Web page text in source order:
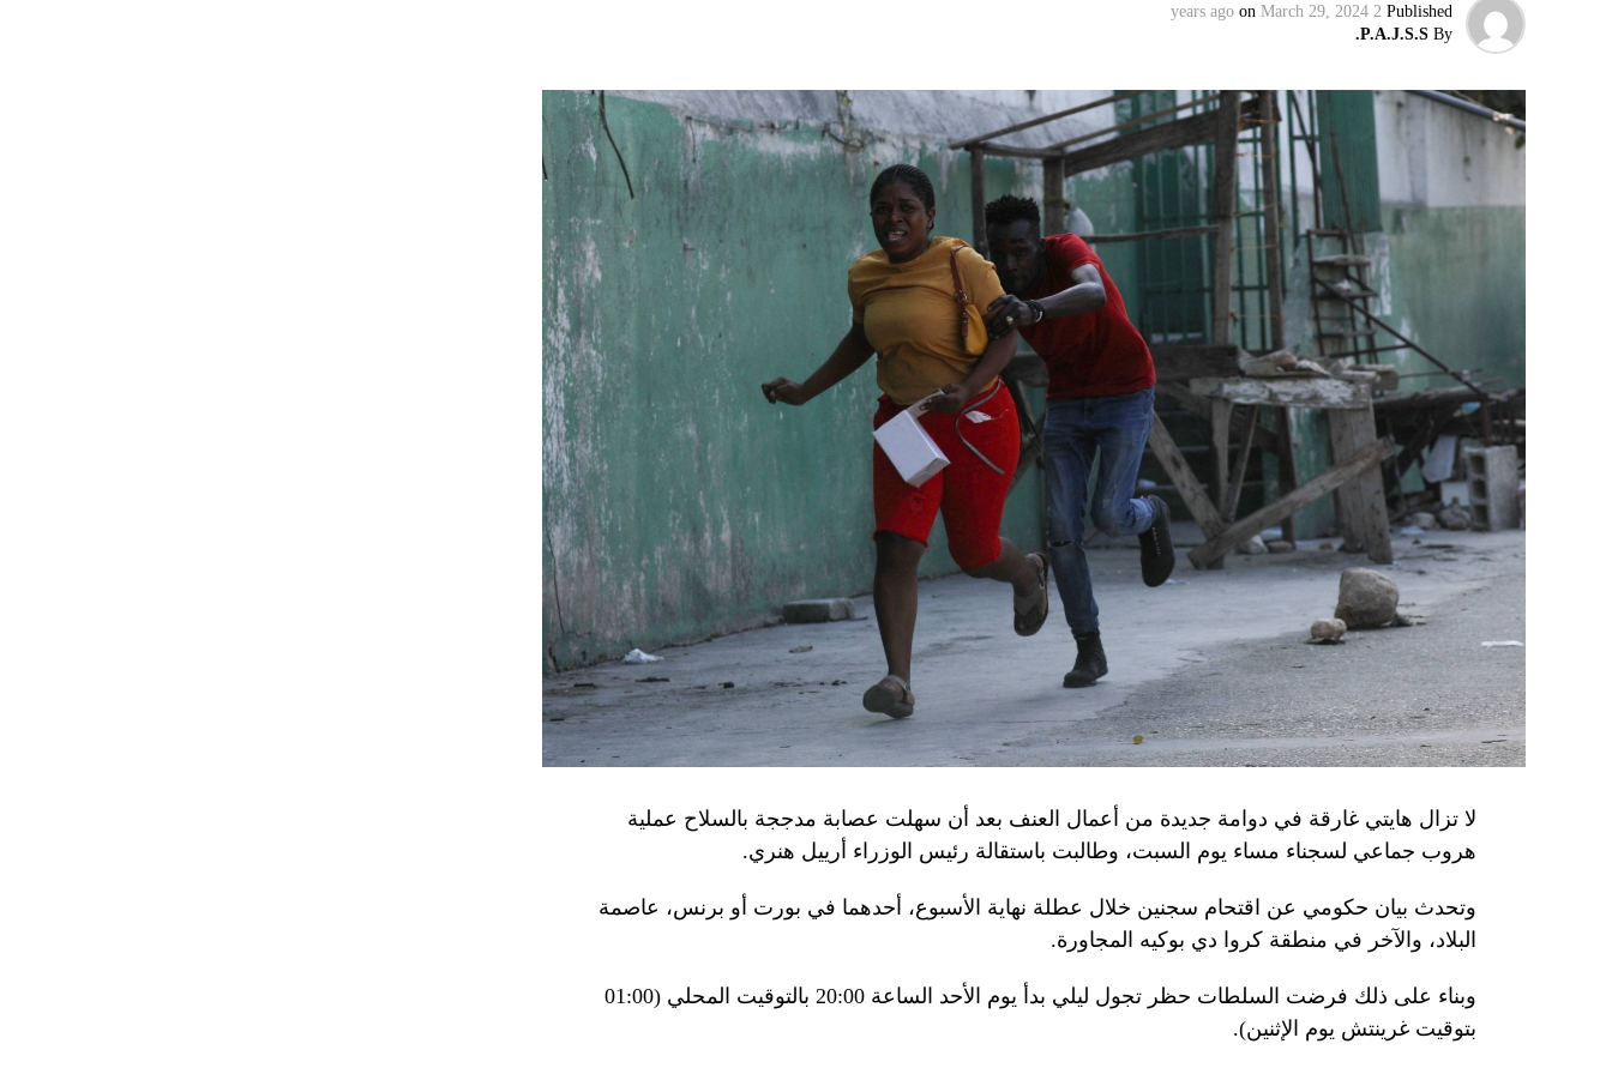
إقليميّاً، أعلن الجيش البيلاروسي أنّه بدأ مناورة للتحقّق من درجة استعداد قاذفات الأسلحة النووية
بإعلان موسكو عن مناورات نووية وستكون «متزامنة» مع التدريبات الروسية، لافتاً إلى أنّ مناورة
مينسك ستشمل على وجه الخصوص، أنظمة «إسكندر» الصاروخية وطائرات «سو 25».
في السياق، أشار رئيس أركان القوات المسلّحة البيلاروسية الجنرال فيكتور غوليفيتش إلى أنّه «في
إطار هذا الحدث، تمّت إعادة نشر جزء من القوات ووسائل الطيران في مطار احتياطي»، لافتاً إلى أنّه
«فور إنجاز عملية الانتشار هذه، سنستعرض المسائل المتعلّقة بالاستعدادات لاستخدام الأسلحة النووية
غير الاستراتيجية».
وفي أوكرانيا، فكّكت أجهزة الأمن شبكة من العملاء التابعين لجهاز الأمن الفدرالي الروسي «كانوا
يعدّون لاغتيال الرئيس الأوكراني» فولوديمير زيلينسكي ومسؤولين كبار آخرين، مثل رئيس جهاز
الاستخبارات العسكرية كيريلو بودانوف، بناءً على أوامر من موسكو. وأوقفت الأجهزة الأوكرانية
ضابطَي أمن، مشيرةً إلى أن المشتبه فيهما اللذَين أوقفا «شخصان برتبة كولونيل» من جهاز الدولة
الأوكراني الذي يتولّى أمن المسؤولين الحكوميين.
وذكرت الأجهزة أن هذه الشبكة كانت «تحت إشراف» جهاز الأمن الفدرالي الروسي ويُشتبه في أن
المسؤولَين «نقلا معلومات سرّية» إلى روسيا، مؤكدةً أنهما كانا يُريدان تجنيد عسكريين «مقرّبين من
جهاز أمن» زيلينسكي بهدف «احتجازه كرهينة وقتله». وكشفت أجهزة الأمن الأوكرانية أن أحد أعضاء
هذه الشبكة حصل على مسيّرات ومتفجّرات.
من جهة أخرى، انتقد الرئيس الصيني شي جينبينغ في تصريحات لصحيفة «بوليتيكا» الصربية قبل وصوله
إلى العاصمة بلغراد، حلف «الناتو»، على خلفية قصفه «الفاضح» للسفارة الصينية في يوغوسلافيا عام
1999، محذّراً من أن بكين «لن تسمح قط بتكرار حدث تاريخي مأسوي كهذا».
واصطحب الرئيس الفرنسي إيمانويل ماكرون شي إلى منطقة البيرينيه الجبلية أمس، في اليوم الثاني
من زيارة دولة من شأنها أن تسمح بحوار مباشر عن الحرب في أوكرانيا والخلافات التجارية.
ووصل الزعيمان برفقة زوجتيهما بُعيد الظهر إلى جبل تورماليه، إحدى محطات الصعود في طواف
متراً.
وقصد ماكرون مطعماً جبليّاً يقع على ارتفاع كبير، حيث تناول الرئيسان مع زوجتيهما الغداء. وقدّم
ماكرون هناك هدايا لنظيره من بطانيات صوف من جبال البيرينيه، وزجاجة أرمانياك، وقبعات، وسروال
Published
2 years ago
on March 29, 2024
By
P.A.J.S.S.
لا تزال هايتي غارقة في دوامة جديدة من أعمال العنف بعد أن سهلت عصابة مدججة بالسلاح عملية
هروب جماعي لسجناء مساء يوم السبت، وطالبت باستقالة رئيس الوزراء أرييل هنري.
وتحدث بيان حكومي عن اقتحام سجنين خلال عطلة نهاية الأسبوع، أحدهما في بورت أو برنس، عاصمة
البلاد، والآخر في منطقة كروا دي بوكيه المجاورة.
وبناء على ذلك فرضت السلطات حظر تجول ليلي بدأ يوم الأحد الساعة 20:00 بالتوقيت المحلي (01:00
بتوقيت غرينتش يوم الإثنين).